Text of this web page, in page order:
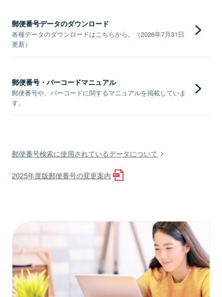
郵便番号データのダウンロード
各種データのダウンロードはこちらから。（2026年7月31日
更新）
郵便番号・バーコードマニュアル
郵便番号や、バーコードに関するマニュアルを掲載していま
す。
郵便番号検索に使用されているデータについて
2025年度版郵便番号の変更案内